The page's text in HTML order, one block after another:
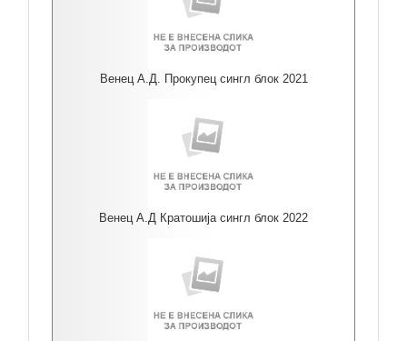
Венец А.Д. Прокупец сингл блок 2021
Венец А.Д Кратошија сингл блок 2022